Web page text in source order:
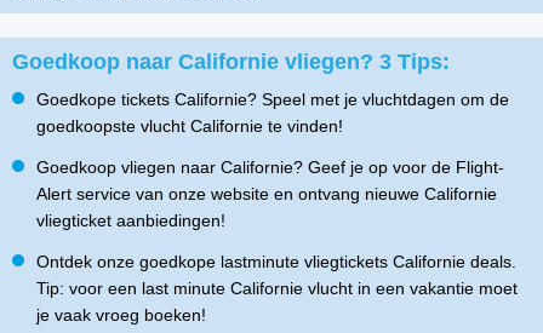
Goedkoop naar Californie vliegen? 3 Tips:
Goedkope tickets Californie? Speel met je vluchtdagen om de
goedkoopste vlucht Californie te vinden!
Goedkoop vliegen naar Californie? Geef je op voor de Flight-
Alert service van onze website en ontvang nieuwe Californie
vliegticket aanbiedingen!
Ontdek onze goedkope lastminute vliegtickets Californie deals.
Tip: voor een last minute Californie vlucht in een vakantie moet
je vaak vroeg boeken!